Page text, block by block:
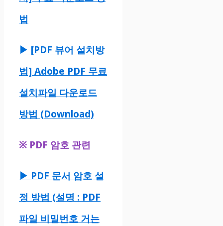
법
▶ [PDF 뷰어 설치방
법] Adobe PDF 무료
설치파일 다운로드
방법 (Download)
※ PDF 암호 관련
▶ PDF 문서 암호 설
정 방법 (설명 : PDF
파일 비밀번호 거는